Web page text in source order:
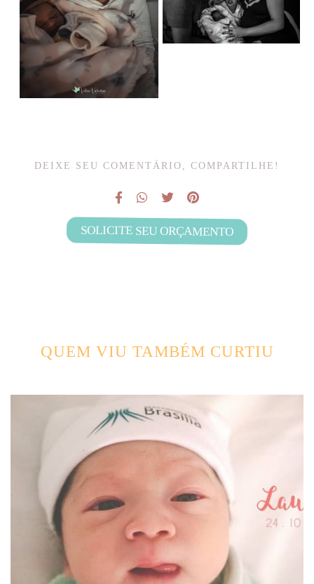
DEIXE SEU COMENTÁRIO, COMPARTILHE!
SOLICITE SEU ORÇAMENTO
QUEM VIU TAMBÉM CURTIU